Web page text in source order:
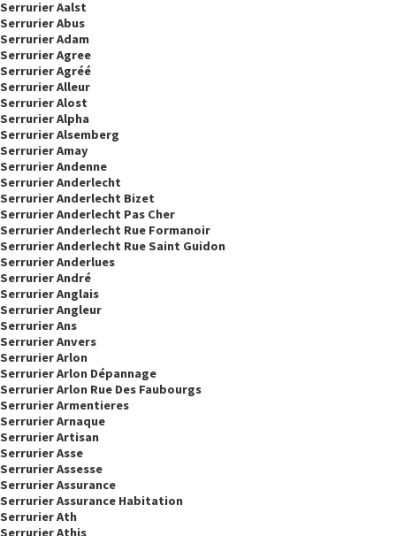
Serrurier Aalst
Serrurier Abus
Serrurier Adam
Serrurier Agree
Serrurier Agréé
Serrurier Alleur
Serrurier Alost
Serrurier Alpha
Serrurier Alsemberg
Serrurier Amay
Serrurier Andenne
Serrurier Anderlecht
Serrurier Anderlecht Bizet
Serrurier Anderlecht Pas Cher
Serrurier Anderlecht Rue Formanoir
Serrurier Anderlecht Rue Saint Guidon
Serrurier Anderlues
Serrurier André
Serrurier Anglais
Serrurier Angleur
Serrurier Ans
Serrurier Anvers
Serrurier Arlon
Serrurier Arlon Dépannage
Serrurier Arlon Rue Des Faubourgs
Serrurier Armentieres
Serrurier Arnaque
Serrurier Artisan
Serrurier Asse
Serrurier Assesse
Serrurier Assurance
Serrurier Assurance Habitation
Serrurier Ath
Serrurier Athis